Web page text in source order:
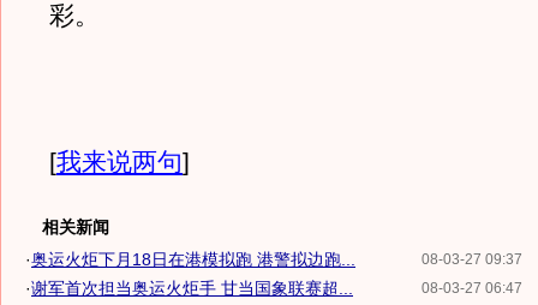
彩。
[我来说两句]
相关新闻
08-03-27 09:37
·奥运火炬下月18日在港模拟跑 港警拟边跑...
08-03-27 06:47
·谢军首次担当奥运火炬手 甘当国象联赛超...